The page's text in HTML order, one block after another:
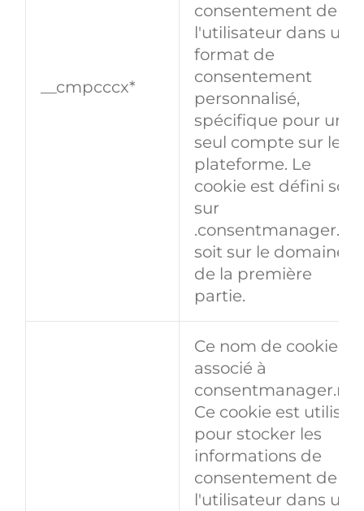
__cmpcccx*
consentement de
l'utilisateur dans un
format de
consentement
personnalisé,
spécifique pour un
seul compte sur leur
plateforme. Le
cookie est défini soit
sur
soit sur le domaine
de la première
partie.
Ce nom de cookie
associé à
Ce cookie est utilisé
pour stocker les
informations de
consentement de
l'utilisateur dans un